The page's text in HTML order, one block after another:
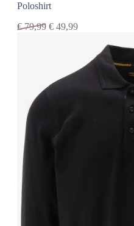
Poloshirt
€79,99 € 49,99